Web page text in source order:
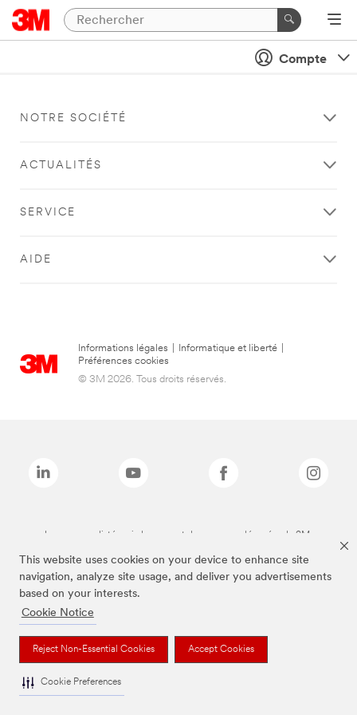
This website uses cookies on your device to enhance site
navigation, analyze site usage, and deliver you advertisements
based on your interests.
Cookie Notice
Reject Non-Essential Cookies Accept Cookies
Cookie Preferences
Compte
NOTRE SOCIÉTÉ
ACTUALITÉS
SERVICE
AIDE
Informations légales Informatique et liberté
Préférences cookies
© 3M 2026. Tous droits réservés.
Les marques listées ci-dessus sont des marques déposées de 3M.